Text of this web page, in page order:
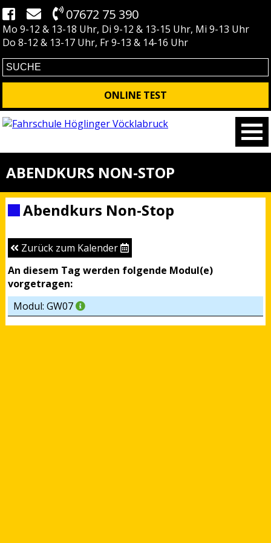
07672 75 390
Mo 9-12 & 13-18 Uhr, Di 9-12 & 13-15 Uhr, Mi 9-13 Uhr
Do 8-12 & 13-17 Uhr, Fr 9-13 & 14-16 Uhr
ONLINE TEST
ABENDKURS NON-STOP
Abendkurs Non-Stop
Zurück zum Kalender
An diesem Tag werden folgende Modul(e)
vorgetragen:
Modul: GW07